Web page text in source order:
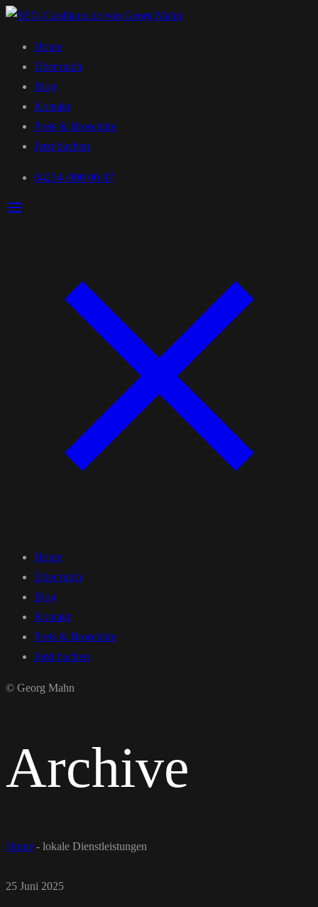
Home
Über mich
Blog
Kontakt
Preis & Broschüre
Jetzt buchen
04234 /890 90 87
Home
Über mich
Blog
Kontakt
Preis & Broschüre
Jetzt buchen
© Georg Mahn
Archive
Home - lokale Dienstleistungen
25 Juni 2025